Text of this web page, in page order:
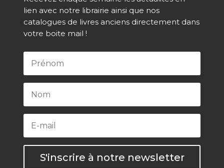
lien avec notre librairie ainsi que nos
catalogues de livres anciens directement dans
votre boite mail !
S'inscrire à notre newsletter